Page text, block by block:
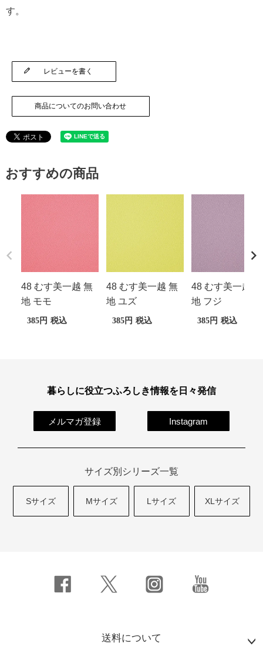
す。
レビューを書く
商品についてのお問い合わせ
おすすめの商品
48 むす美一越 無
地 モモ
385 税込
48 むす美一越 無
地 ユズ
385 税込
48 むす美一越 無
地 フジ
385 税込
暮らしに役立つふろしき情報を日々発信
メルマガ登録 Instagram
サイズ別シリーズ一覧
Sサイズ Mサイズ Lサイズ XLサイズ
送料について